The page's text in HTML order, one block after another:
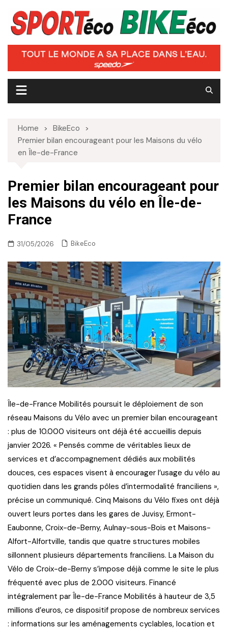
content
Home
BikeEco
Premier bilan encourageant pour les Maisons du vélo
en Île-de-France
Premier bilan encourageant pour
les Maisons du vélo en Île-de-
France
31/05/2026 BikeEco
Île-de-France Mobilités poursuit le déploiement de son
réseau Maisons du Vélo avec un premier bilan encourageant
: plus de 10.000 visiteurs ont déjà été accueillis depuis
janvier 2026. « Pensés comme de véritables lieux de
services et d’accompagnement dédiés aux mobilités
douces, ces espaces visent à encourager l’usage du vélo au
quotidien dans les grands pôles d’intermodalité franciliens »,
précise un communiqué. Cinq Maisons du Vélo fixes ont déjà
ouvert leurs portes dans les gares de Juvisy, Ermont-
Eaubonne, Croix-de-Berny, Aulnay-sous-Bois et Maisons-
Alfort-Alfortville, tandis que quatre structures mobiles
sillonnent plusieurs départements franciliens. La Maison du
Vélo de Croix-de-Berny s’impose déjà comme le site le plus
fréquenté avec plus de 2.000 visiteurs. Financé
intégralement par Île-de-France Mobilités à hauteur de 3,5
millions d’euros, ce dispositif propose de nombreux services
: informations sur les aménagements cyclables, location et